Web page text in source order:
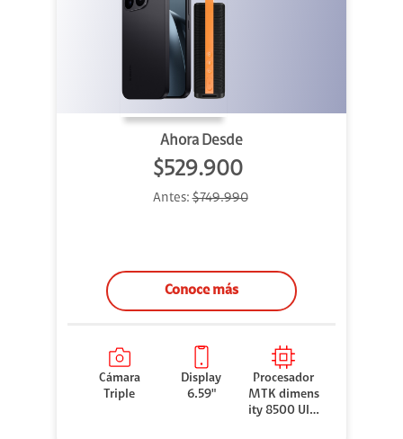
Ahora Desde
$529.900
Antes:$749.990
Conoce más
Cámara
Triple
Display
6.59"
Procesador
MTK dimens
ity 8500 Ultr